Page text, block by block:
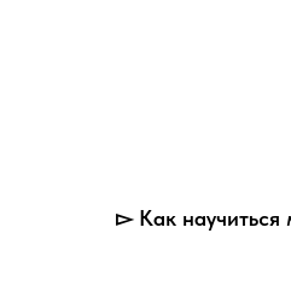
▻ Как научиться